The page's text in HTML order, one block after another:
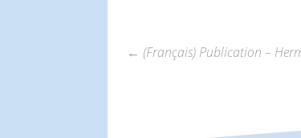
← (Français) Publication –